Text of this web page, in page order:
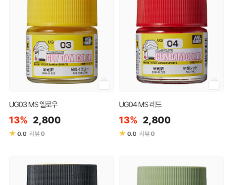
UG03 MS 옐로우
13% 2,800
★ 0.0 리뷰0
UG04 MS 레드
13% 2,800
★ 0.0 리뷰0